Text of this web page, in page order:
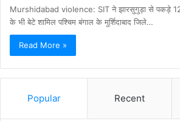
Murshidabad violence: SIT ने झारसुगुड़ा से पकड़े 12
के भी बेटे शामिल पश्चिम बंगाल के मुर्शिदाबाद जिले…
Read More »
Popular Recent